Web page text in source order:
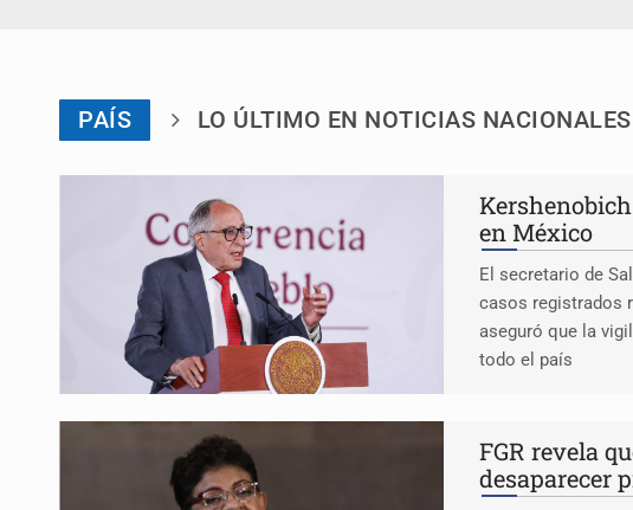
PAÍS LO ÚLTIMO EN NOTICIAS NACIONALES
en México
El secretario de
casos registrados
aseguró que la
todo el país
FGR revela
desaparecer